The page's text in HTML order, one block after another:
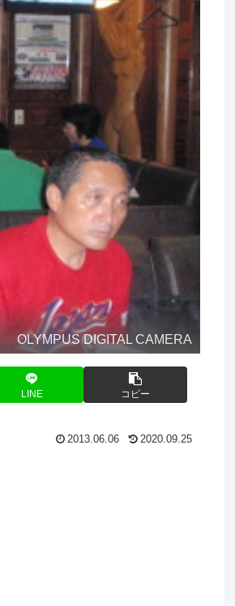
OLYMPUS DIGITAL CAMERA
LINE コピー
2013.06.06 2020.09.25